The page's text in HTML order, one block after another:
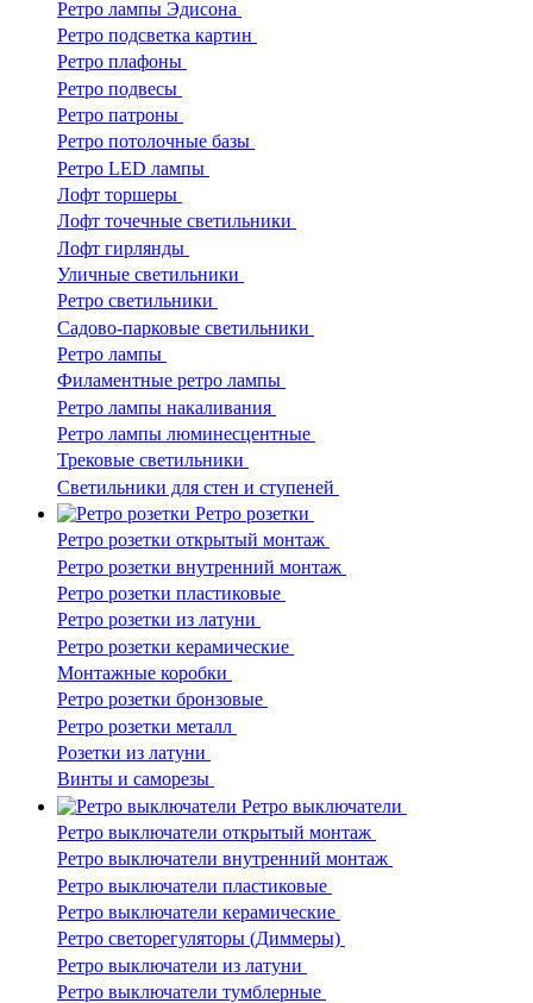
Ретро лампы Эдисона
Ретро подсветка картин
Ретро плафоны
Ретро подвесы
Ретро патроны
Ретро потолочные базы
Ретро LED лампы
Лофт торшеры
Лофт точечные светильники
Лофт гирлянды
Уличные светильники
Ретро светильники
Садово-парковые светильники
Ретро лампы
Филаментные ретро лампы
Ретро лампы накаливания
Ретро лампы люминесцентные
Трековые светильники
Светильники для стен и ступеней
Ретро розетки
Ретро розетки открытый монтаж
Ретро розетки внутренний монтаж
Ретро розетки пластиковые
Ретро розетки из латуни
Ретро розетки керамические
Монтажные коробки
Ретро розетки бронзовые
Ретро розетки металл
Розетки из латуни
Винты и саморезы
Ретро выключатели
Ретро выключатели открытый монтаж
Ретро выключатели внутренний монтаж
Ретро выключатели пластиковые
Ретро выключатели керамические
Ретро светорегуляторы (Диммеры)
Ретро выключатели из латуни
Ретро выключатели тумблерные